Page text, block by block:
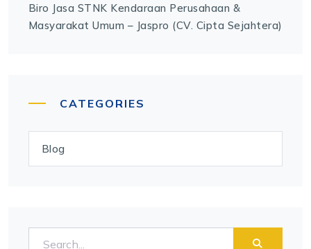
Biro Jasa STNK Kendaraan Perusahaan &
Masyarakat Umum – Jaspro (CV. Cipta Sejahtera)
CATEGORIES
Blog